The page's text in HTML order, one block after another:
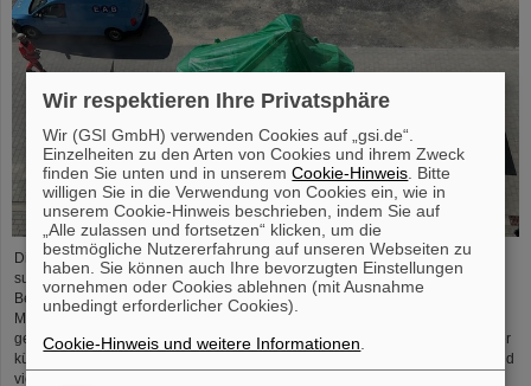
Die erste Komponente des FAIR-Superfragmentseparators Super-FRS, ein
supraleitender Multiplett-Magnet, ist auf das FAIR-Baufeld gebracht worden.
Bei einem Multiplett handelt es sich um eine Kombination verschiedener
Magnettypen (Quadrupol, Sextupol, Oktupol und Steuerdipol), die in einem
gemeinsamen flüssigen Heliumbehälter und Kryostat untergebracht sind. Der
kürzliche Transport der rund fünf Meter langen, zweieinhalb Meter breiten und
vier Meter hohen Komponente mit einem Gewicht von 48 Tonnen…
Wir respektieren Ihre Privatsphäre
Wir (GSI GmbH) verwenden Cookies auf „gsi.de“.
Einzelheiten zu den Arten von Cookies und ihrem Zweck
finden Sie unten und in unseremCookie-Hinweis . Bitte
willigen Sie in die Verwendung von Cookies ein, wie in
unserem Cookie-Hinweis beschrieben, indem Sie auf
„Alle zulassen und fortsetzen“ klicken, um die
bestmögliche Nutzererfahrung auf unseren Webseiten zu
haben. Sie können auch Ihre bevorzugten Einstellungen
vornehmen oder Cookies ablehnen (mit Ausnahme
unbedingt erforderlicher Cookies).
Cookie-Hinweis und weitere Informationen